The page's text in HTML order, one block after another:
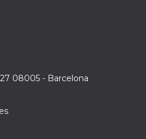
08005 - Barcelona